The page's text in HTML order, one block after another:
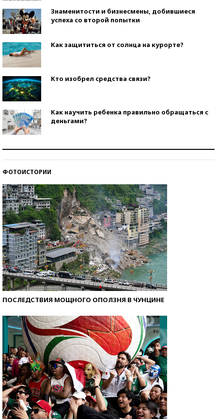
Знаменитости и бизнесмены, добившиеся
успеха со второй попытки
Как защититься от солнца на курорте?
Кто изобрел средства связи?
Как научить ребенка правильно обращаться с
деньгами?
ФОТОИСТОРИИ
ПОСЛЕДСТВИЯ МОЩНОГО ОПОЛЗНЯ В ЧУНЦИНЕ